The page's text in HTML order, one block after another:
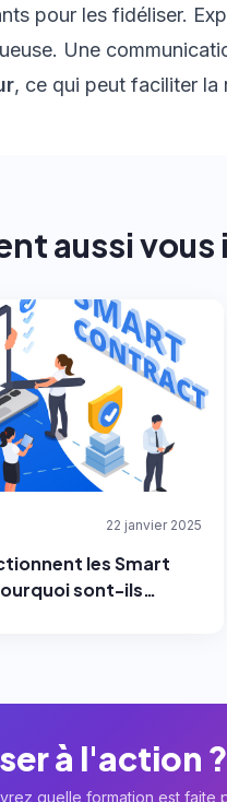
pour les fidéliser.
Une
, ce qui peut faciliter la
aussi
22 janvier 2025
les Smart
sont-ils
à l'action ?
quelle formation est faite